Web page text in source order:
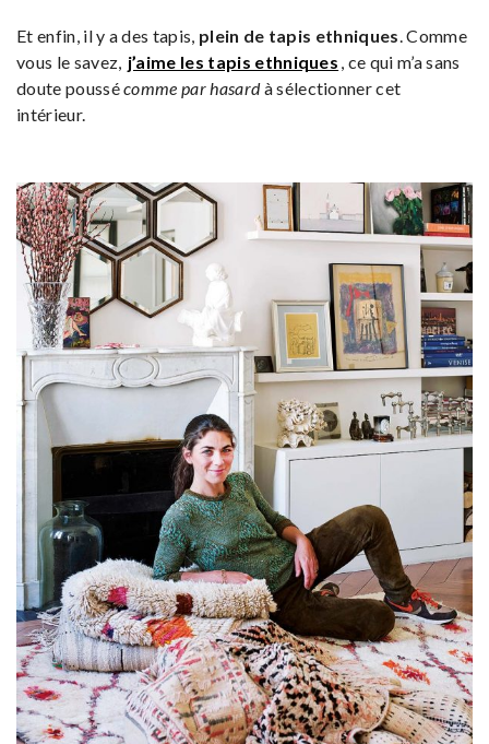
Et enfin, il y a des tapis, plein de tapis ethniques. Comme
vous le savez, j’aime les tapis ethniques , ce qui m’a sans
doute poussécomme par hasardà sélectionner cet
intérieur.